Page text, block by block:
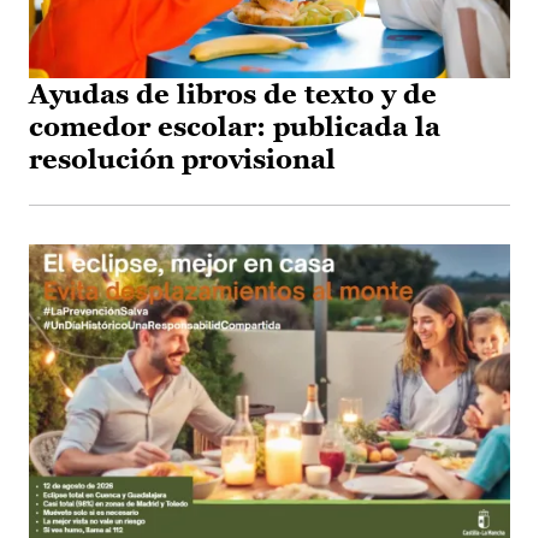
Ayudas de libros de texto y de
comedor escolar: publicada la
resolución provisional